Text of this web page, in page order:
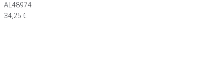
AL48974
34,25 €